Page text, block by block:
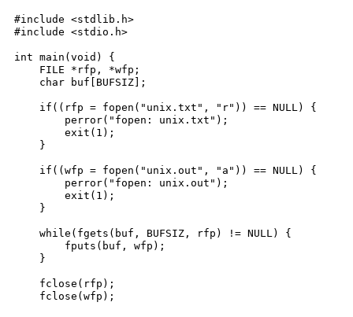
#include <stdlib.h>
#include <stdio.h>
int main(void) {